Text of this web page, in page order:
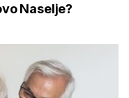
Naselje?